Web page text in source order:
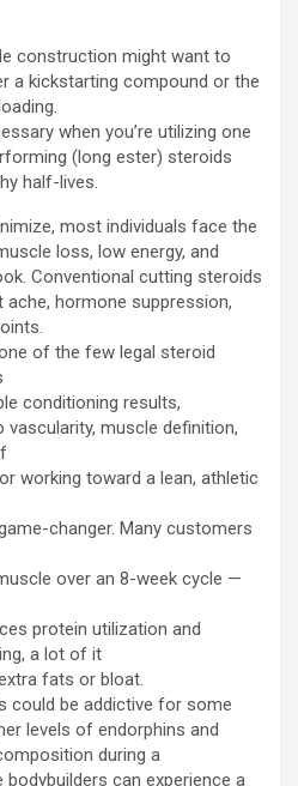
construction might want to
a kickstarting compound or the
when you’re utilizing one
(long ester) steroids
half-lives.
most individuals face the
loss, low energy, and
Conventional cutting steroids
hormone suppression,
of the few legal steroid
conditioning results,
muscle definition,
working toward a lean, athletic
changer. Many customers
over an 8-week cycle —
protein utilization and
a lot of it
fats or bloat.
could be addictive for some
levels of endorphins and
during a
can experience a